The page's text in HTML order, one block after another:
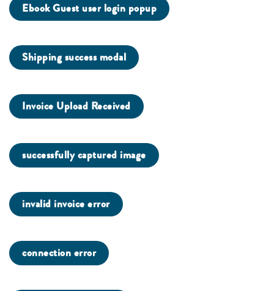
Ebook Guest user login popup
Shipping success modal
Invoice Upload Received
successfully captured image
invalid invoice error
connection error